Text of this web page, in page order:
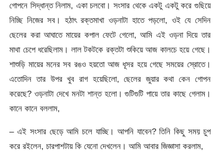
গোপনে সিদ্ধান্ত নিলাম, একা চলবো। সংসার থেকে একটু একটু করে গুছিয়ে
নিচ্ছি নিজের সব। হঠাৎ রক্তমাখা ওড়নাটা হাতে পড়লো, ওই যে সেদিন
ছেলের করা আঘাতে মায়ের কপাল ফেটে গেলো, আমি এই ওড়না দিয়ে তার
মাথা চেপে ধরেছিলাম। লাল টকটকে রক্তটা শুকিয়ে আজ কালচে হয়ে গেছে।
শাশুড়ি মায়ের মনের সব রঙও হয়তো আজ ধূসর হয়ে গেছে সময়ের স্রোতে।
এতোদিন তার উপর খুব রাগ হয়েছিলো, ছেলের জুয়ার কথা কেন গোপন
করেছে? ওড়নাটা দেখে মনটা শান্ত হলো। গুটিগুটি পায়ে তার কাছে গেলাম।
কানে কানে বললাম,
– এই সংসার ছেড়ে আমি চলে যাচ্ছি। আপনি যাবেন? তিনি কিছু সময় চুপ
করে রইলেন, চারপাশটায় কি যেনো দেখলেন। আমি আবার জিজ্ঞাসা করলাম,